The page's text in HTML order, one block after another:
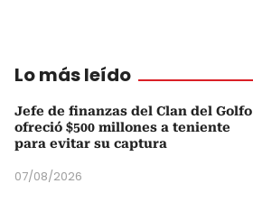
Lo más leído
Jefe de finanzas del Clan del Golfo
ofreció $500 millones a teniente
para evitar su captura
07/08/2026